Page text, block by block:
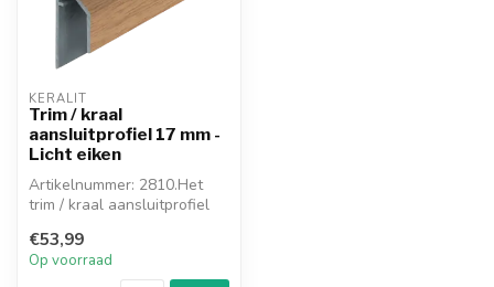
KERALIT
Trim / kraal
aansluitprofiel 17 mm -
Licht eiken
Artikelnummer: 2810.Het
trim / kraal aansluitprofiel
geen...
€53,99
Op voorraad